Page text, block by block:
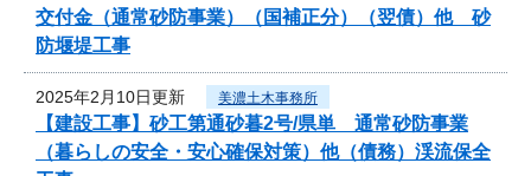
交付金（通常砂防事業）（国補正分）（翌債）他 砂
防堰堤工事
2025年2月10日更新 美濃土木事務所
【建設工事】砂工第通砂暮2号/県単 通常砂防事業
（暮らしの安全・安心確保対策）他（債務）渓流保全